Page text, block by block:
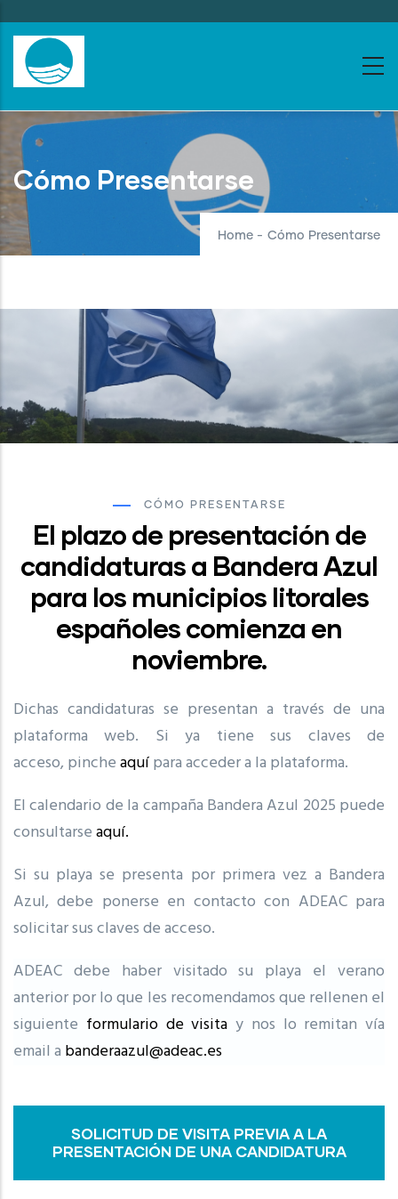
to
main
content
Cómo Presentarse
Home - Cómo Presentarse
CÓMO PRESENTARSE
El plazo de presentación de
candidaturas a Bandera Azul
para los municipios litorales
españoles comienza en
noviembre.
Dichas candidaturas se presentan a través de una
plataforma web. Si ya tiene sus claves de
acceso, pincheaquípara acceder a la plataforma.
El calendario de la campaña Bandera Azul 2025 puede
consultarseaquí.
Si su playa se presenta por primera vez a Bandera
Azul, debe ponerse en contacto con ADEAC para
solicitar sus claves de acceso.
ADEAC debe haber visitado su playa el verano
anterior por lo que les recomendamos que rellenen el
siguiente formulario de visita y nos lo remitan vía
email a banderaazul@adeac.es
SOLICITUD DE VISITA PREVIA A LA
PRESENTACIÓN DE UNA CANDIDATURA